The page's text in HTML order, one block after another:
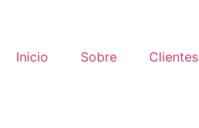
Inicio Sobre Clientes